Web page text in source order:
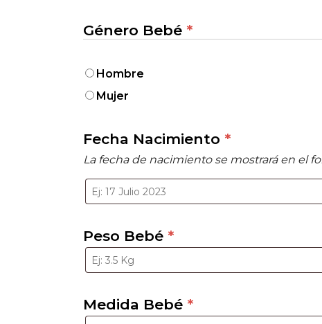
Género Bebé *
Hombre
Mujer
Fecha Nacimiento *
La fecha de nacimiento se mostrará en el
Peso Bebé *
Medida Bebé *